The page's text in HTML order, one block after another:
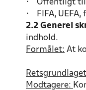
• Offentligt
• FIFA,
2.2 Generel
indhold.
Formålet: At
Modtagere: